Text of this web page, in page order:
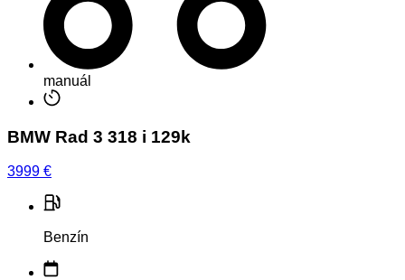
manuál
BMW Rad 3 318 i 129k
3999 €
Benzín